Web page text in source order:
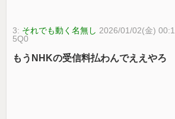
3: それでも動く名無し 2026/01/02(金)
5Q0
もうNHKの受信料払わんでええやろ